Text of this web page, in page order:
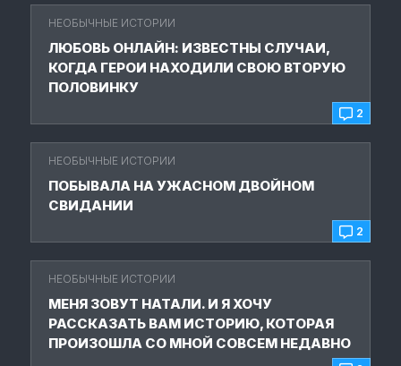
2
НЕОБЫЧНЫЕ ИСТОРИИ
ЛЮБОВЬ ОНЛАЙН: ИЗВЕСТНЫ СЛУЧАИ,
КОГДА ГЕРОИ НАХОДИЛИ СВОЮ ВТОРУЮ
ПОЛОВИНКУ
2
НЕОБЫЧНЫЕ ИСТОРИИ
ПОБЫВАЛА НА УЖАСНОМ ДВОЙНОМ
СВИДАНИИ
НЕОБЫЧНЫЕ ИСТОРИИ
МЕНЯ ЗОВУТ НАТАЛИ. И Я ХОЧУ
РАССКАЗАТЬ ВАМ ИСТОРИЮ, КОТОРАЯ
ПРОИЗОШЛА СО МНОЙ СОВСЕМ НЕДАВНО